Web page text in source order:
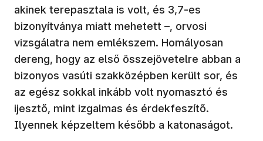
akinek terepasztala is volt, és 3,7-es
bizonyítványa miatt mehetett –, orvosi
vizsgálatra nem emlékszem. Homályosan
dereng, hogy az első összejövetelre abban a
bizonyos vasúti szakközépben került sor, és
az egész sokkal inkább volt nyomasztó és
ijesztő, mint izgalmas és érdekfeszítő.
Ilyennek képzeltem később a katonaságot.